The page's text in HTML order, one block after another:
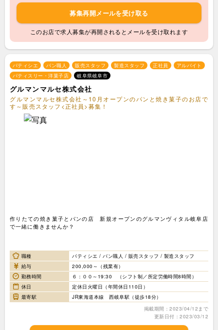
募集再開メールを受け取る
このお店で求人募集が再開されるとメールを受け取れます
パティシエ パン職人 販売スタッフ 製造スタッフ 正社員
アルバイト
パティスリー・洋菓子店
岐阜県岐阜市
グルマンマルセ株式会社
グルマンマルセ株式会社～10月オープンのパンと焼き菓子のお店で
す～販売スタッフ<正社員>募集！
作りたての焼き菓子とパンの店 新規オープンのグルマンヴィタル岐阜店
で一緒に働きませんか？
職種
パティシエ / パン職人 / 販売スタッフ / 製造スタッフ
給与
200,000～（残業有）
勤務時間
６：００～19:30 （シフト制／所定労働時間8時間）
休日
定休日火曜日（年間休日110日）
最寄駅
JR東海道本線 西岐阜駅（徒歩18分）
掲載期間：2023/04/12まで
更新日付：2023/03/12